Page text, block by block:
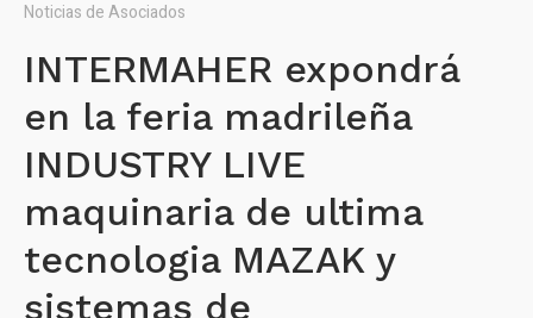
Noticias de Asociados
INTERMAHER expondrá
en la feria madrileña
INDUSTRY LIVE
maquinaria de ultima
tecnologia MAZAK y
sistemas de